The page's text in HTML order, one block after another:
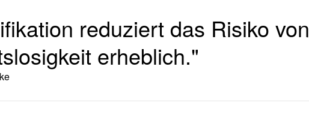
reduziert das Risiko von
erheblich."